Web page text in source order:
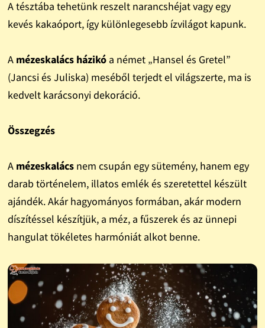
A tésztába tehetünk reszelt narancshéjat vagy egy
kevés kakaóport, így különlegesebb ízvilágot kapunk.
A mézeskalács házikóa német „Hansel és Gretel”
(Jancsi és Juliska) meséből terjedt el világszerte, ma is
kedvelt karácsonyi dekoráció.
Összegzés
A mézeskalácsnem csupán egy sütemény, hanem egy
darab történelem, illatos emlék és szeretettel készült
ajándék. Akár hagyományos formában, akár modern
díszítéssel készítjük, a méz, a fűszerek és az ünnepi
hangulat tökéletes harmóniát alkot benne.